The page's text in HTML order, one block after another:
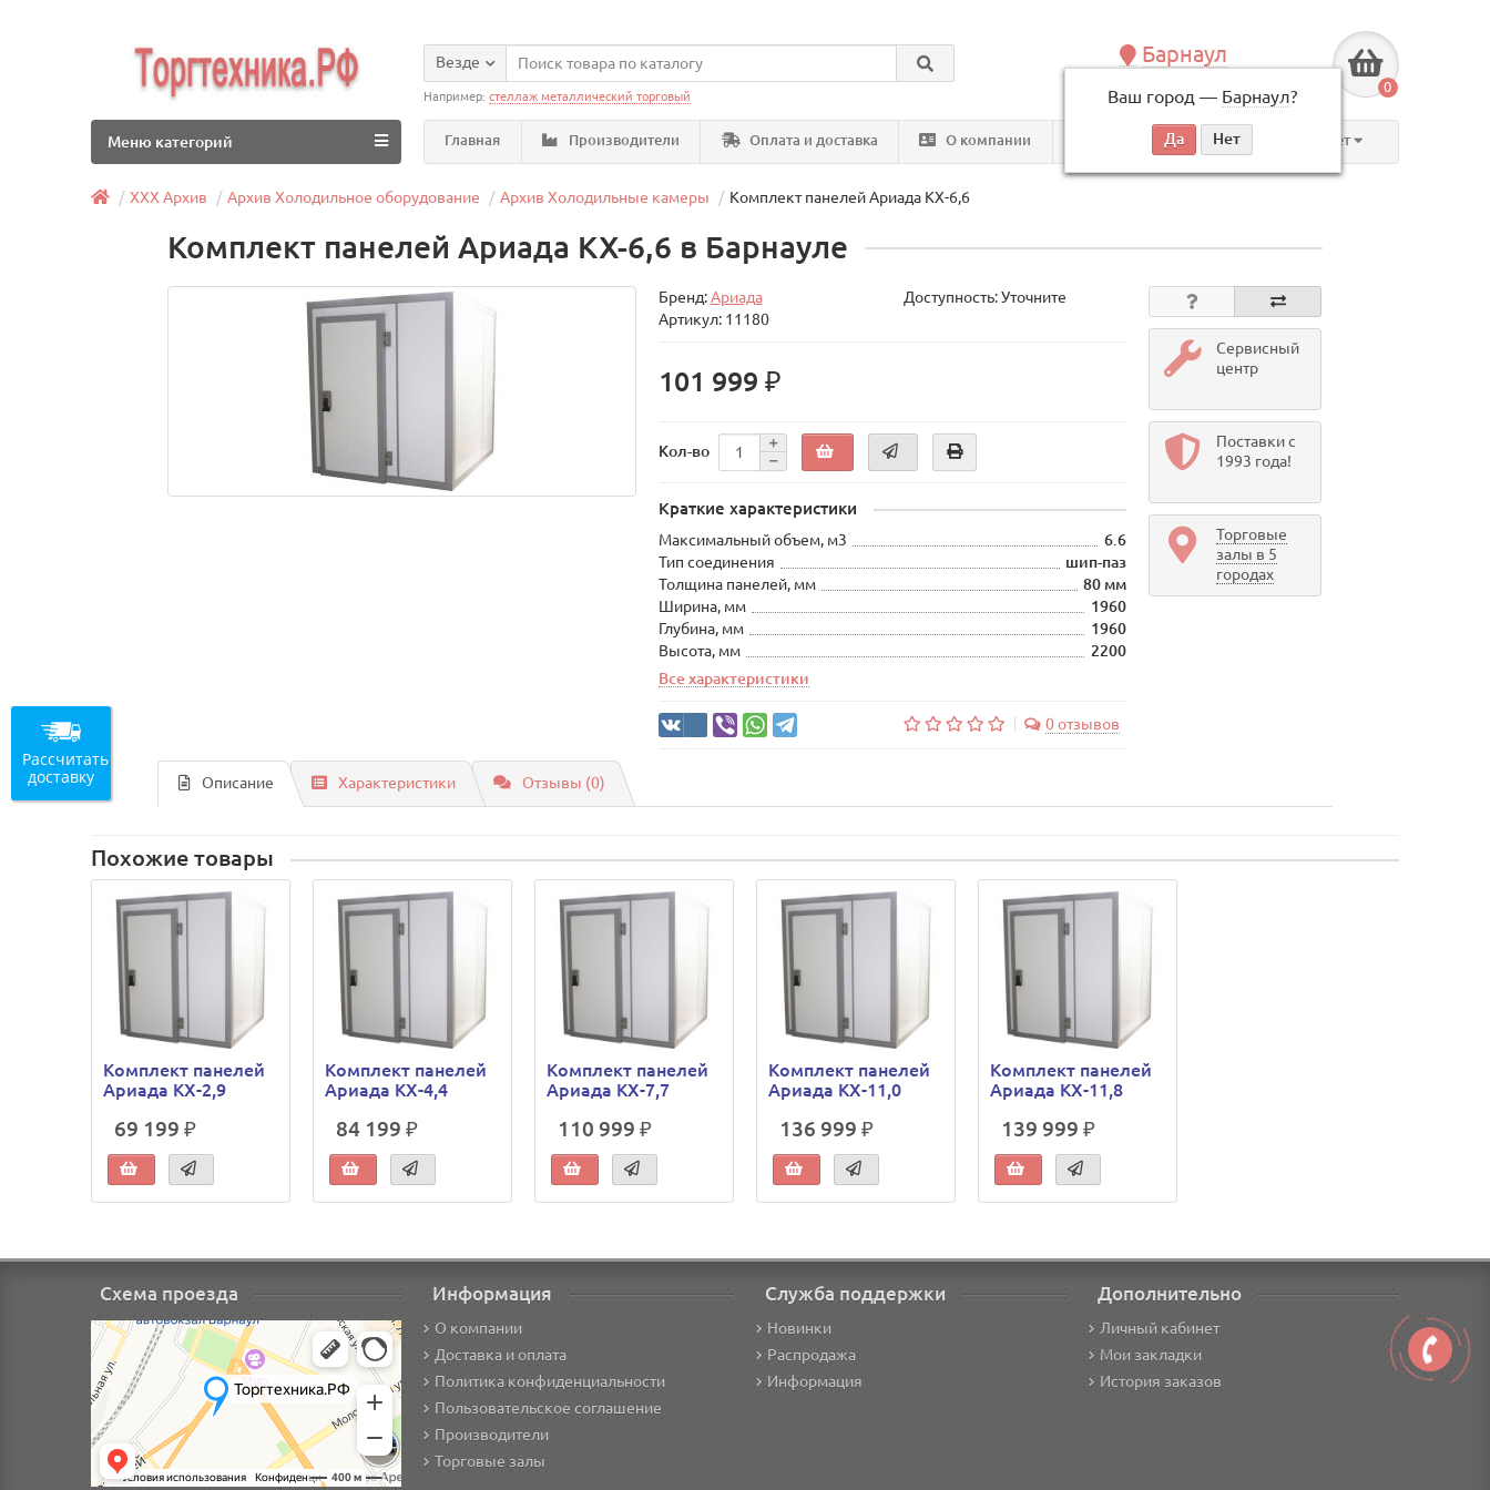
Барнаул
Ваш город — Барнаул?
по будням, с 09:00 до 18:00
0
Везде
Например:стеллаж металлический торговый
Главная Производители Оплата и доставка О компании Контакты Личный кабинет
Меню категорий
ХХХ Архив Архив Холодильное оборудование Архив Холодильные камеры Комплект панелей Ариада КХ-6,6
Комплект панелей Ариада КХ-6,6 в Барнауле
Бренд:Ариада
Доступность: Уточните
Артикул: 11180
101 999 ₽
Кол-во
Краткие характеристики
Максимальный объем, м3
6.6
Тип соединения
шип-паз
Толщина панелей, мм
80 мм
Ширина, мм
1960
Глубина, мм
1960
Высота, мм
2200
Все характеристики
0 отзывов
Сервисный
центр
Поставки с
1993 года!
Торговые
залы в 5
городах
Описание Характеристики Отзывы (0)
Похожие товары
Комплект панелей
Ариада КХ-2,9
69 199 ₽
Комплект панелей
Ариада КХ-4,4
84 199 ₽
Комплект панелей
Ариада КХ-7,7
110 999 ₽
Комплект панелей
Ариада КХ-11,0
136 999 ₽
Комплект панелей
Ариада КХ-11,8
139 999 ₽
Схема проезда Информация
О компании
Доставка и оплата
Политика конфиденциальности
Пользовательское соглашение
Производители
Торговые залы
Служба поддержки
Новинки
Распродажа
Информация
Дополнительно
Личный кабинет
Мои закладки
История заказов
Рассчитать
доставку